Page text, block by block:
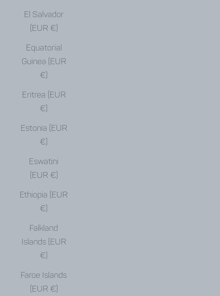
El Salvador
(EUR €)
Equatorial
Guinea (EUR
€)
Eritrea (EUR
€)
Estonia (EUR
€)
Eswatini
(EUR €)
Ethiopia (EUR
€)
Falkland
Islands (EUR
€)
Faroe Islands
(EUR €)